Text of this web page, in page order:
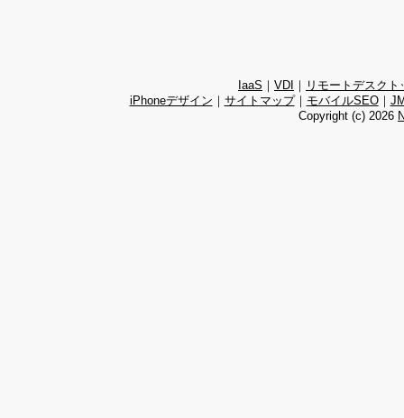
IaaS ｜ VDI ｜ リモートデスクト
iPhoneデザイン ｜ サイトマップ｜ モバイルSEO｜
Copyright (c) 2026